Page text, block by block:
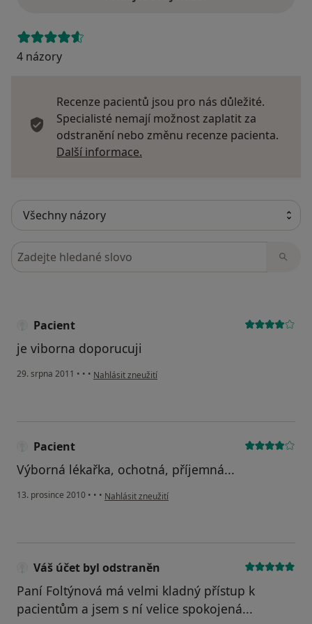
4 názory
Recenze pacientů jsou pro nás důležité.
Specialisté nemají možnost zaplatit za
odstranění nebo změnu recenze pacienta.
Další informace.
Hledejte v názorech
Pacient
je viborna doporucuji
29. srpna 2011 • • • podle názoru uživatele Pacient
Nahlásit zneužití
Pacient
Výborná lékařka, ochotná, příjemná...
13. prosince 2010 • • • podle názoru uživatele Pacient
Nahlásit zneužití
Váš účet byl odstraněn
Paní Foltýnová má velmi kladný přístup k
pacientům a jsem s ní velice spokojená...